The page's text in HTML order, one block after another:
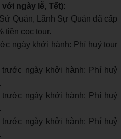
ngày lễ, Tết):
Quán, Lãnh Sự Quán đã cấp
tiền cọc tour.
ngày khởi hành: Phí huỷ tour
ngày khởi hành: Phí huỷ
ngày khởi hành: Phí huỷ
ngày khởi hành: Phí huỷ